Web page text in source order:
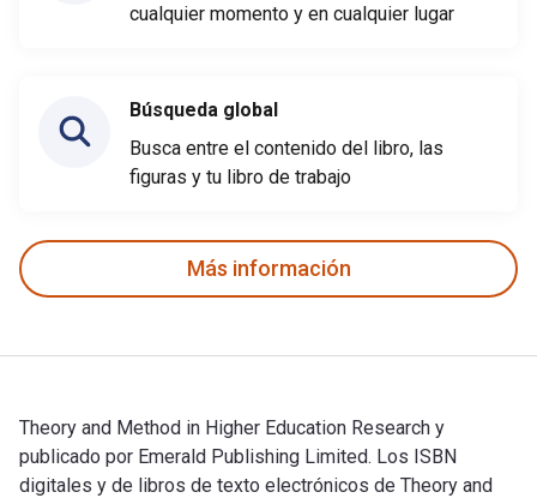
cualquier momento y en cualquier lugar
Búsqueda global
Busca entre el contenido del libro, las
figuras y tu libro de trabajo
Más información
Theory and Method in Higher Education Research y
publicado por Emerald Publishing Limited. Los ISBN
digitales y de libros de texto electrónicos de Theory and